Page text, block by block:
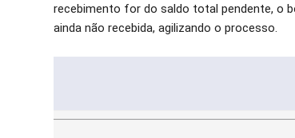
recebimento for do saldo total pendente, o
ainda não recebida, agilizando o processo.